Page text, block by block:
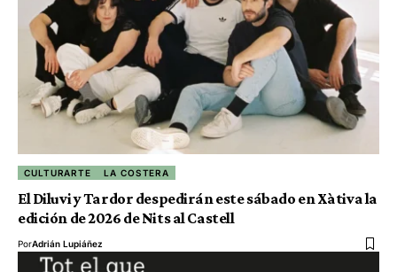
CULTURARTE LA COSTERA
El Diluvi y Tardor despedirán este sábado en Xàtiva la
edición de 2026 de Nits al Castell
PorAdrián Lupiáñez